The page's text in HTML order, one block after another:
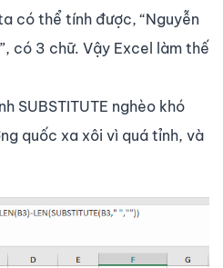
có thể tính được, “Nguyễn
có 3 chữ. Vậy Excel làm thế
SUBSTITUTE nghèo khó
quốc xa xôi vì quá tỉnh, và